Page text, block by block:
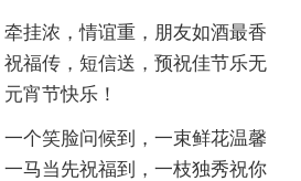
挂浓，情谊重，朋友如酒最香
福传，短信送，预祝佳节乐无
宵节快乐！
个笑脸问候到，一束鲜花温馨
马当先祝福到，一枝独秀祝你